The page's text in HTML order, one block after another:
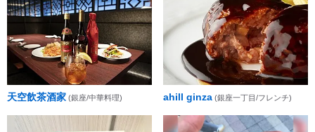
天空飲茶酒家 (銀座/中華料理) ahill ginza (銀座一丁目/フレンチ)